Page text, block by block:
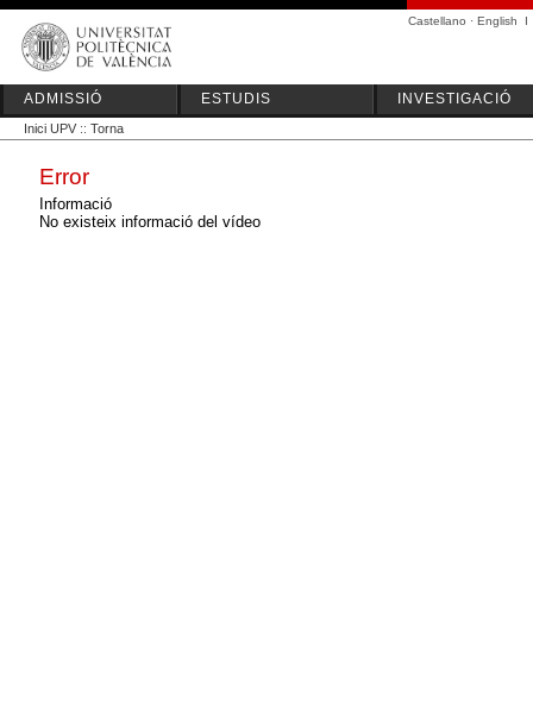
Castellano · English I
ADMISSIÓ ESTUDIS INVESTIGACIÓ
Inici UPV :: Torna
Error
Informació
No existeix informació del vídeo